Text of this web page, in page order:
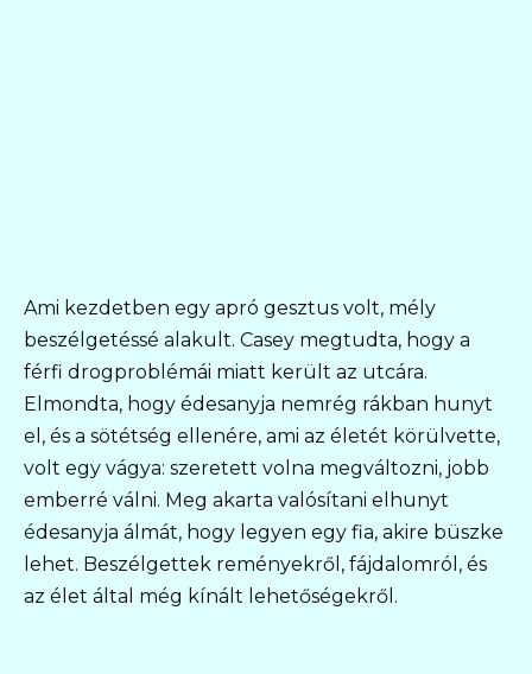
Ami kezdetben egy apró gesztus volt, mély
beszélgetéssé alakult. Casey megtudta, hogy a
férfi drogproblémái miatt került az utcára.
Elmondta, hogy édesanyja nemrég rákban hunyt
el, és a sötétség ellenére, ami az életét körülvette,
volt egy vágya: szeretett volna megváltozni, jobb
emberré válni. Meg akarta valósítani elhunyt
édesanyja álmát, hogy legyen egy fia, akire büszke
lehet. Beszélgettek reményekről, fájdalomról, és
az élet által még kínált lehetőségekről.